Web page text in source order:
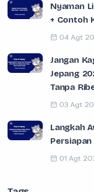
Nyaman
+ Contoh
04 Agt
Jangan
Jepang
Tanpa
03 Agt
Langkah
01 Agt